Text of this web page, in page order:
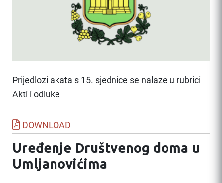
Prijedlozi akata s 15. sjednice se nalaze u rubrici
Akti i odluke
DOWNLOAD
Uređenje Društvenog doma u
Umljanovićima